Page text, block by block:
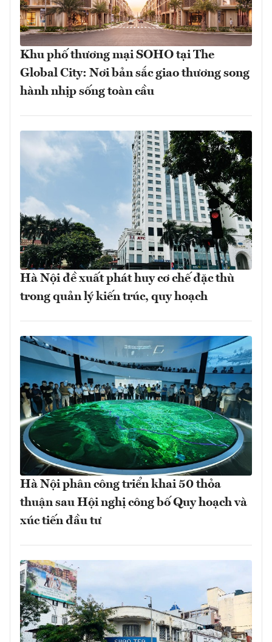
Khu phố thương mại SOHO tại The
Global City: Nơi bản sắc giao thương song
hành nhịp sống toàn cầu
Hà Nội đề xuất phát huy cơ chế đặc thù
trong quản lý kiến trúc, quy hoạch
Hà Nội phân công triển khai 50 thỏa
thuận sau Hội nghị công bố Quy hoạch và
xúc tiến đầu tư